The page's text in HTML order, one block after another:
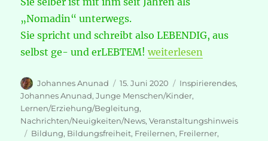
„Nomadin“ unterwegs.
Sie spricht und schreibt also LEBENDIG, aus
selbst ge- und erLEBTEM!„HOLIVERSAL R-
weiterlesen
Autor
Johannes Anunad
Veröffentlicht
am
15. Juni 2020 Kategorien
Inspirierendes,
Johannes Anunad,Junge Menschen/Kinder,
Lernen/Erziehung/Begleitung,
Nachrichten/Neuigkeiten/News,Veranstaltungshinweis
Schlagwörter
Bildung, Bildungsfreiheit, Freilernen, Freilerner,